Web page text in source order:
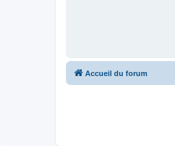
Accueil du forum